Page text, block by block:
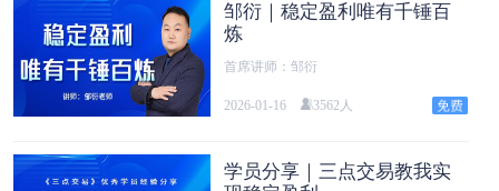
邹衍｜稳定盈利唯有千锤百
炼
首席讲师：邹衍
2026-01-16 3562人
学员分享｜三点交易教我实